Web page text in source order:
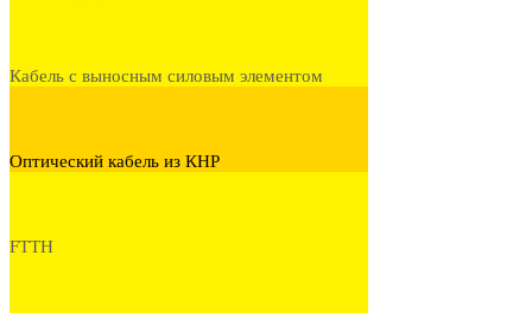
Кабель с выносным силовым элементом
Оптический кабель из КНР
FTTH